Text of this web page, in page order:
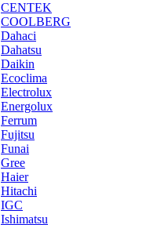
CENTEK
COOLBERG
Dahaci
Dahatsu
Daikin
Ecoclima
Electrolux
Energolux
Ferrum
Fujitsu
Funai
Gree
Haier
Hitachi
IGC
Ishimatsu